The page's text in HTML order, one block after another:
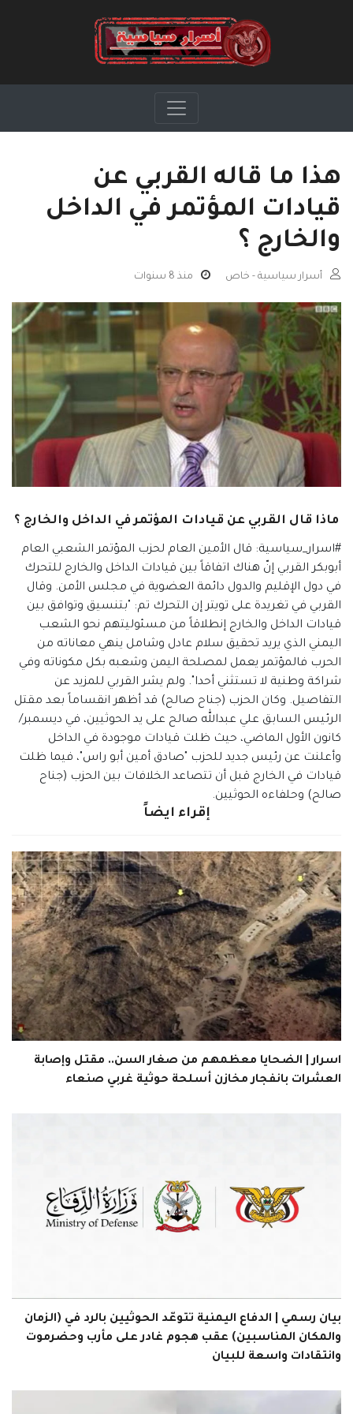
هذا ما قاله القربي عن
قيادات المؤتمر في الداخل
والخارج ؟
أسرار سياسية - خاص منذ 8 سنوات
ماذا قال القربي عن قيادات المؤتمر في الداخل والخارج ؟
#اسرار_سياسية: قال الأمين العام لحزب المؤتمر الشعبي العام
أبوبكر القربي إنّ هناك اتفاقاً بين قيادات الداخل والخارج للتحرك
في دول الإقليم والدول دائمة العضوية في مجلس الأمن. وقال
القربي في تغريدة على تويتر إن التحرك تم: "بتنسيق وتوافق بين
قيادات الداخل والخارج إنطلاقاً من مسئوليتهم نحو الشعب
اليمني الذي يريد تحقيق سلام عادل وشامل ينهي معاناته من
الحرب فالمؤتمر يعمل لمصلحة اليمن وشعبه بكل مكوناته وفي
شراكة وطنية لا تستثني أحدا". ولم يشر القربي للمزيد عن
التفاصيل. وكان الحزب (جناح صالح) قد أظهر انقساماً بعد مقتل
الرئيس السابق علي عبدالله صالح على يد الحوثيين، في ديسمبر/
كانون الأول الماضي، حيث ظلت قيادات موجودة في الداخل
وأعلنت عن رئيس جديد للحزب "صادق أمين أبو راس"، فيما ظلت
قيادات في الخارج قبل أن تتصاعد الخلافات بين الحزب (جناح
صالح) وحلفاءه الحوثيين.
إقراء ايضاً
اسرار | الضحايا معظمهم من صغار السن.. مقتل وإصابة
العشرات بانفجار مخازن أسلحة حوثية غربي صنعاء
بيان رسمي | الدفاع اليمنية تتوعّد الحوثيين بالرد في (الزمان
والمكان المناسبين) عقب هجوم غادر على مأرب وحضرموت
وانتقادات واسعة للبيان